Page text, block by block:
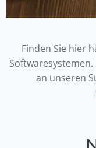
Finden Sie hier
an unseren